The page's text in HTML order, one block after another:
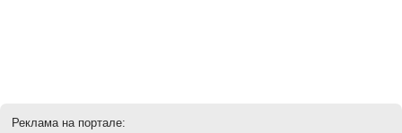
Реклама на портале: